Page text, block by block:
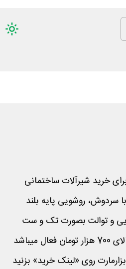
خرید شیرآلات ساختمانی
سردوش، روشویی پایه بلند
و توالت بصورت تک و ست
روی «لینک خرید» بزنید